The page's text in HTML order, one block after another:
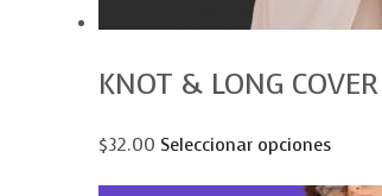
KNOT & LONG
$32.00 Seleccionar opciones